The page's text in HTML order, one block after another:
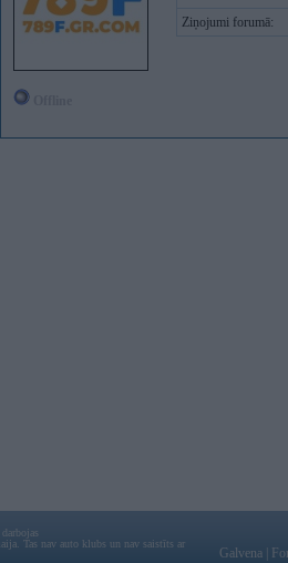
Ziņojumi forumā:
Tas nav auto klubs un nav saistīts ar
Galvena